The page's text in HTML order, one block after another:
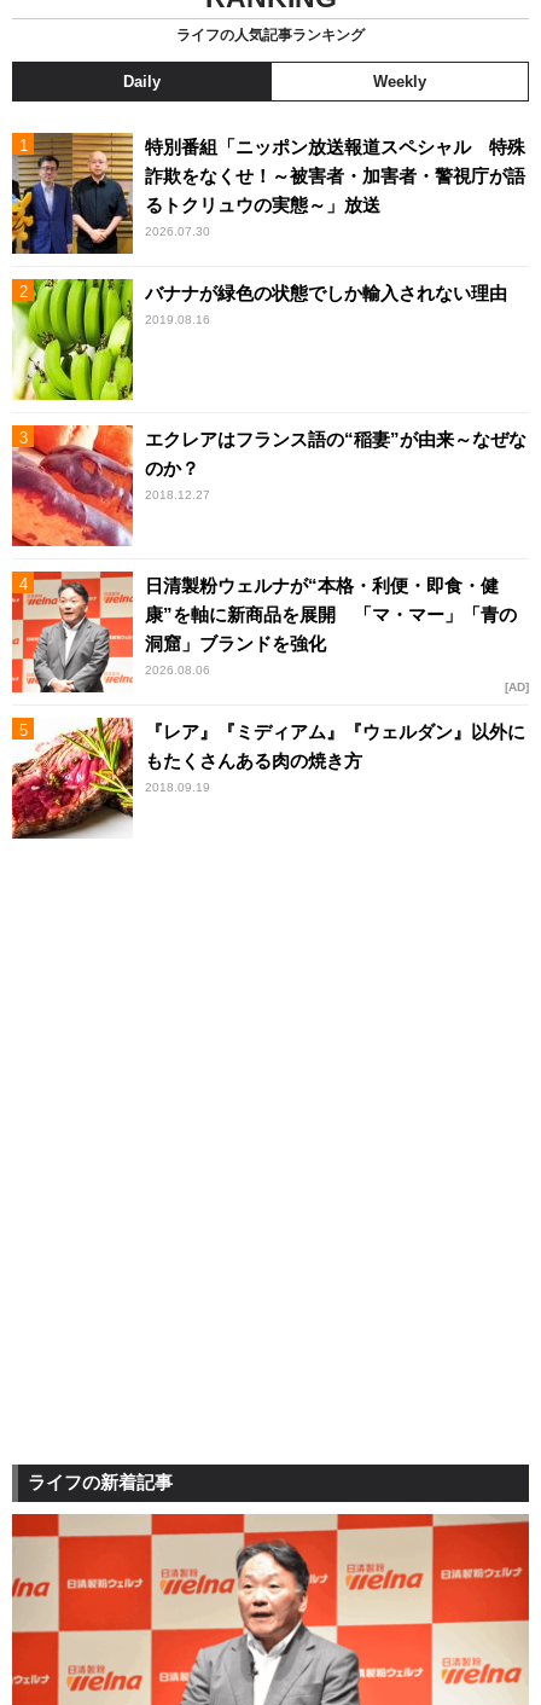
ライフの人気記事ランキング
Daily Weekly
特別番組「ニッポン放送報道スペシャル 特殊
詐欺をなくせ！～被害者・加害者・警視庁が語
るトクリュウの実態～」放送
2026.07.30
バナナが緑色の状態でしか輸入されない理由
2019.08.16
エクレアはフランス語の“稲妻”が由来～なぜな
のか？
2018.12.27
日清製粉ウェルナが“本格・利便・即食・健
康”を軸に新商品を展開 「マ・マー」「青の
洞窟」ブランドを強化
2026.08.06
AD
『レア』『ミディアム』『ウェルダン』以外に
もたくさんある肉の焼き方
2018.09.19
ライフの新着記事